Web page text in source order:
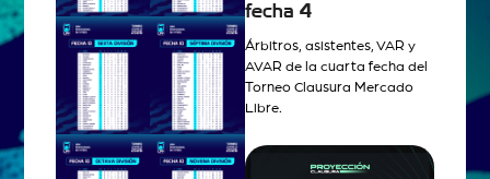
fecha 4
Árbitros, asistentes, VAR y
AVAR de la cuarta fecha del
Torneo Clausura Mercado
Libre.